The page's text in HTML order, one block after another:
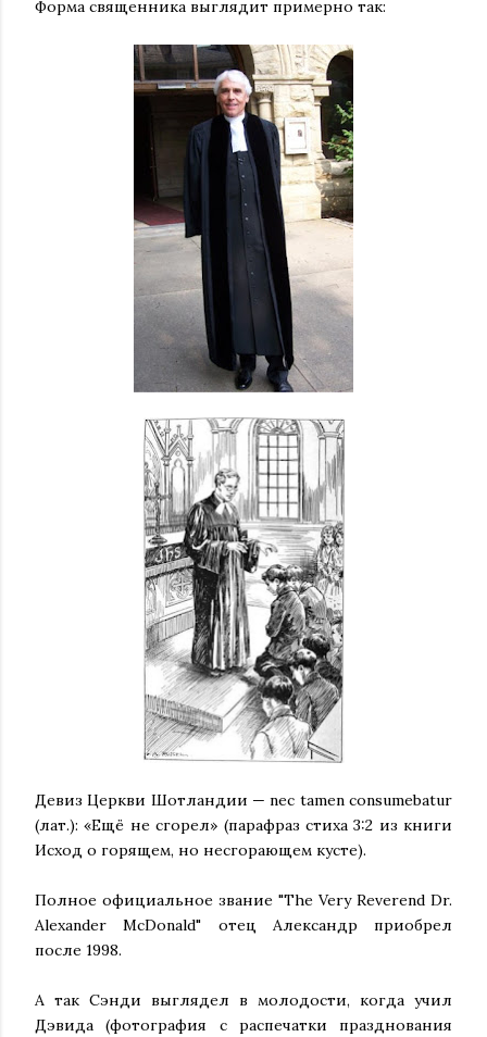
Форма священника выглядит примерно так:
Девиз Церкви Шотландии — nec tamen consumebatur
(лат.): «Ещё не сгорел» (парафраз стиха 3:2 из книги
Исход о горящем, но несгорающем кусте).
Полное официальное звание "The Very Reverend Dr.
Alexander McDonald" отец Александр приобрел
после 1998.
А так Сэнди выглядел в молодости, когда учил
Дэвида (фотография с распечатки празднования